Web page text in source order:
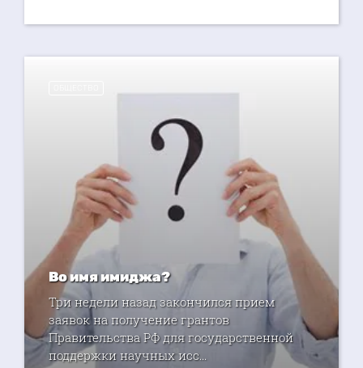
Во имя имиджа?
Три недели назад закончился прием
заявок на получение грантов
Правительства РФ для государственной
поддержки научных исс...